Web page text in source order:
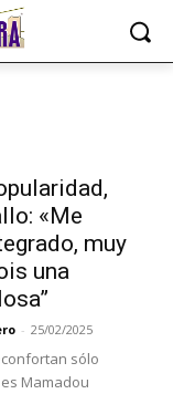
«Me
muy
una
- 25/02/2025
sólo
Mamadou